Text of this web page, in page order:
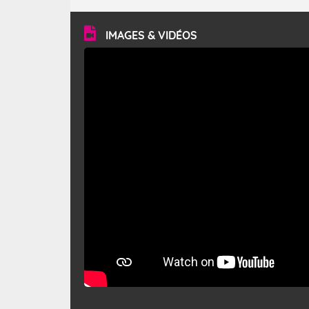
vitesse moyenne de 50 km/h et atteindre 80 à 100 km/h
en rafales, parfois davantage. Il parcourt la basse vallée
du Rhône et la Provence et envahit le littoral
méditerranéen à partir de la Camargue.
IMAGES & VIDÉOS